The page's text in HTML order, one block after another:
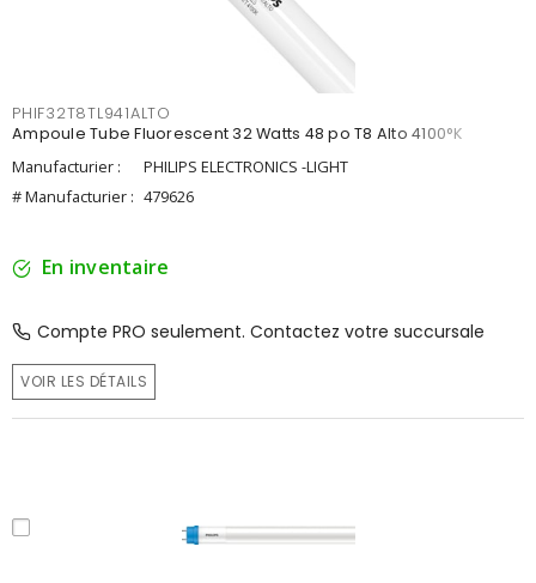
PHIF32T8TL941ALTO
Ampoule Tube Fluorescent 32 Watts 48 po T8 Alto 4100°K
Manufacturier :
PHILIPS ELECTRONICS -LIGHT
# Manufacturier : 479626
En inventaire
Compte PRO seulement. Contactez votre succursale
VOIR LES DÉTAILS